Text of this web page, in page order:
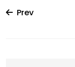
Prev